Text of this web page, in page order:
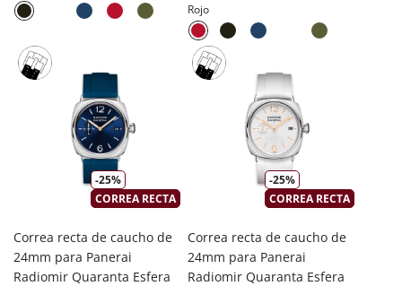
Rojo
-25%
CORREA RECTA
Correa recta de caucho de
24mm para Panerai
Radiomir Quaranta Esfera
-25%
CORREA RECTA
Correa recta de caucho de
24mm para Panerai
Radiomir Quaranta Esfera